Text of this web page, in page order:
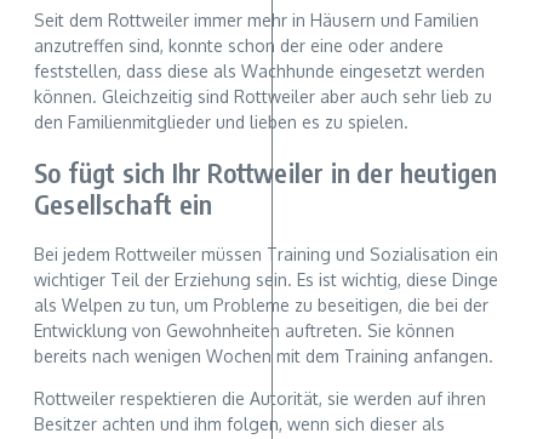
Seit dem Rottweiler immer mehr in Häusern und Familien
anzutreffen sind, konnte schon der eine oder andere
feststellen, dass diese als Wachhunde eingesetzt werden
können. Gleichzeitig sind Rottweiler aber auch sehr lieb zu
den Familienmitglieder und lieben es zu spielen.
So fügt sich Ihr Rottweiler in der heutigen
Gesellschaft ein
Bei jedem Rottweiler müssen Training und Sozialisation ein
wichtiger Teil der Erziehung sein. Es ist wichtig, diese Dinge
als Welpen zu tun, um Probleme zu beseitigen, die bei der
Entwicklung von Gewohnheiten auftreten. Sie können
bereits nach wenigen Wochen mit dem Training anfangen.
Rottweiler respektieren die Autorität, sie werden auf ihren
Besitzer achten und ihm folgen, wenn sich dieser als